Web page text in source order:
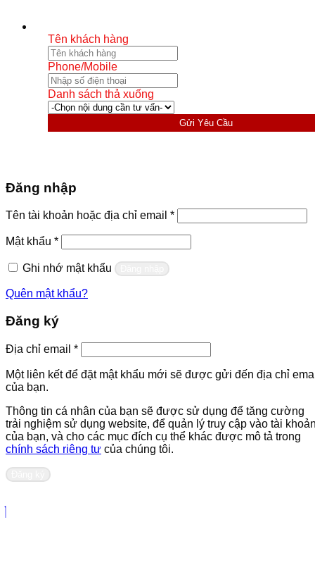
Tên khách hàng
Phone/Mobile
Danh sách thả xuống
Gửi Yêu Cầu
Đăng nhập
Tên tài khoản hoặc địa chỉ email *Bắt
buộc
Mật khẩu *Bắt
buộc
Ghi nhớ mật khẩu
Quên mật khẩu?
Đăng ký
Địa chỉ email *Bắt
buộc
Một liên kết để đặt mật khẩu mới sẽ được gửi đến địa chỉ
của bạn.
Thông tin cá nhân của bạn sẽ được sử dụng để tăng cường
trải nghiệm sử dụng website, để quản lý truy cập vào tài
của bạn, và cho các mục đích cụ thể khác được mô tả trong
chính sách riêng tư của chúng tôi.